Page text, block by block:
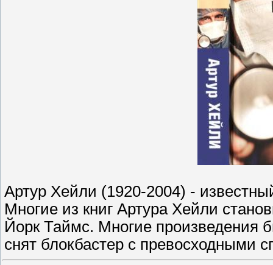
Артур Хейли (1920-2004) -
Многие из книг Артура Хейли
Йорк Таймс. Многие произведения
снят блокбастер с превосходными